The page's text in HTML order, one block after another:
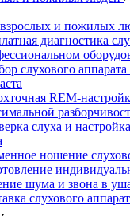
и пожилых
диагностика
слухового аппарата
REM-
слуха и
ношение
шума и звона в
слухового